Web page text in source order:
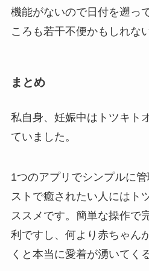
機能がないので日付を遡っ
ころも若干不便かもしれな
まとめ
私自身、妊娠中はトツキト
ていました。
1つのアプリでシンプルに
ストで癒されたい人にはト
ススメです。簡単な操作で
利ですし、何より赤ちゃん
くと本当に愛着が湧いてく